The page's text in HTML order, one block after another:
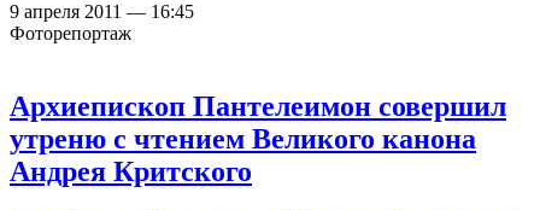
9 апреля 2011 — 16:45
Фоторепортаж
Архиепископ Пантелеимон совершил
утреню с чтением Великого канона
Андрея Критского